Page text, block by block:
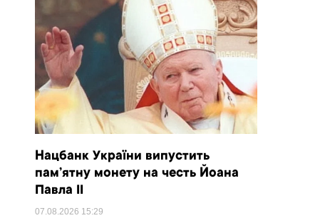
Нацбанк України випустить
пам’ятну монету на честь Йоана
Павла II
07.08.2026 15:29